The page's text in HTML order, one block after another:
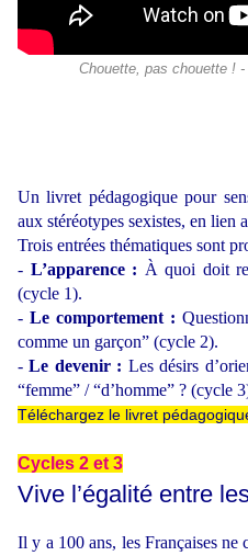
Chouette, pas chouette !
Un livret pédagogique pour
aux stéréotypes sexistes, en lien
Trois entrées thématiques sont
- L’apparence : À quoi doit
(cycle 1).
- Le comportement :
comme un garçon” (cycle 2).
-Le devenir : Les désirs
“femme” / “d’homme” ? (cycle
Téléchargez le livret
Cycles 2 et 3
Vive l’égalité entre
Il y a 100 ans, les Françaises ne